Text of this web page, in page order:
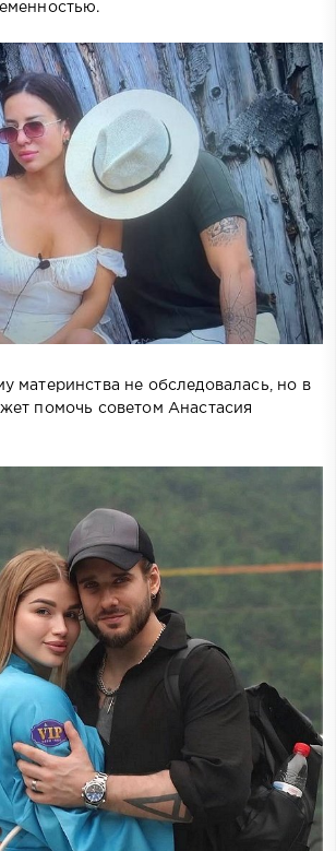
материнства не обследовалась, но в
помочь советом Анастасия